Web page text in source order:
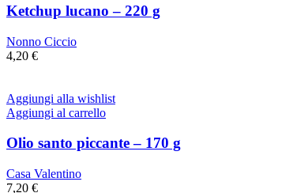
Ketchup lucano – 220 g
Nonno Ciccio
4,20 €
Aggiungi alla wishlist
Aggiungi al carrello
Olio santo piccante – 170 g
Casa Valentino
7,20 €